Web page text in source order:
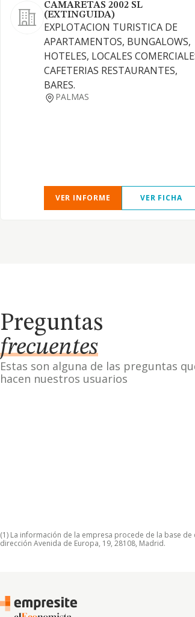
CAMARETAS 2002 SL
(EXTINGUIDA)
EXPLOTACION TURISTICA DE
APARTAMENTOS, BUNGALOWS,
HOTELES, LOCALES
CAFETERIAS RESTAURANTES,
BARES.
PALMAS
VER INFORME VER FICHA
Preguntas
frecuentes
Estas son alguna de las preguntas
hacen nuestros usuarios
(1) La información de la empresa procede de la base
dirección Avenida de Europa, 19, 28108, Madrid.